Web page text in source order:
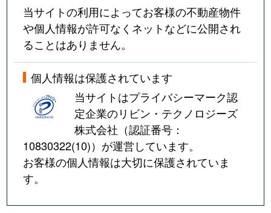
当サイトの利用によってお客様の不動産物件
や個人情報が許可なくネットなどに公開され
ることはありません。
個人情報は保護されています
当サイトはプライバシーマーク認
定企業のリビン・テクノロジーズ
株式会社（認証番号：
10830322(10)）が運営しています。
お客様の個人情報は大切に保護されていま
す。